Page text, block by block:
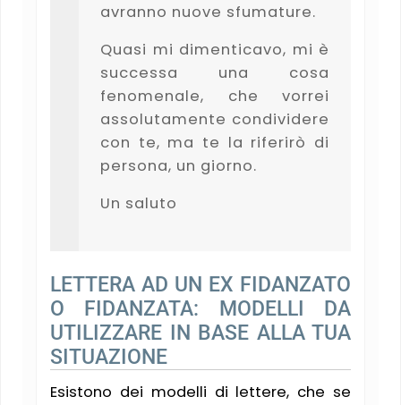
avranno nuove sfumature.
Quasi mi dimenticavo, mi è
successa una cosa
fenomenale, che vorrei
assolutamente condividere
con te, ma te la riferirò di
persona, un giorno.
Un saluto
LETTERA AD UN EX FIDANZATO
O FIDANZATA: MODELLI DA
UTILIZZARE IN BASE ALLA TUA
SITUAZIONE
Esistono dei modelli di lettere, che se